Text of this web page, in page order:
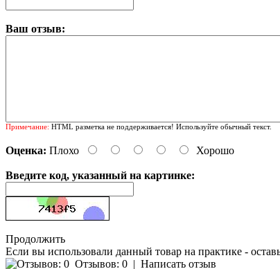
Ваш отзыв:
Примечание: HTML разметка не поддерживается! Используйте обычный текст.
Оценка: Плохо Хорошо
Введите код, указанный на картинке:
Продолжить
Если вы использовали данный товар на практике -
Отзывов: 0 | Написать отзыв